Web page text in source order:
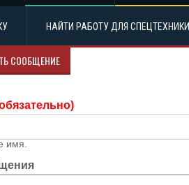
НАЙТИ РАБОТУ ДЛЯ СПЕЦТЕХНИКИ
СООБЩЕНИЕ
имя.